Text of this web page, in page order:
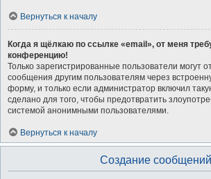
Вернуться к началу
Когда я щёлкаю по ссылке «email», от меня
конференцию!
Только зарегистрированные пользователи могут
сообщения другим пользователям через
форму, и только если администратор включил
сделано для того, чтобы предотвратить
системой анонимными пользователями.
Вернуться к началу
Создание сообщений